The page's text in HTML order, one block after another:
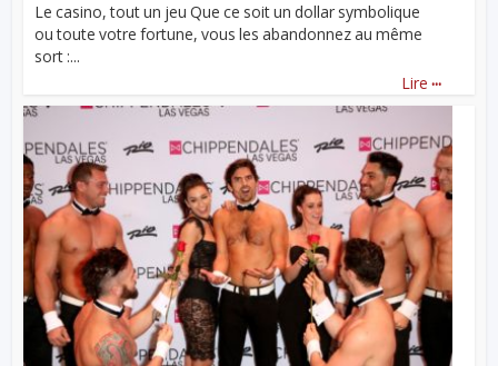
Le casino, tout un jeu Que ce soit un dollar symbolique
ou toute votre fortune, vous les abandonnez au même
sort :...
Lire ...